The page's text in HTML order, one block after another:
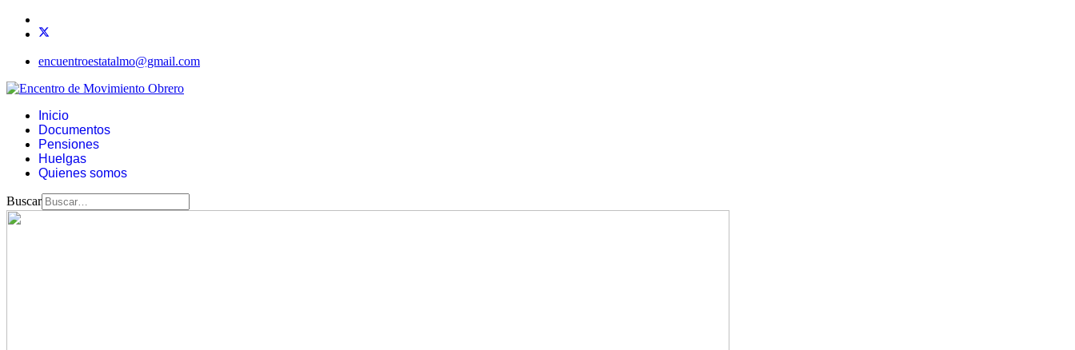
encuentroestatalmo@gmail.com
Inicio
Documentos
Pensiones
Huelgas
Quienes somos
Buscar